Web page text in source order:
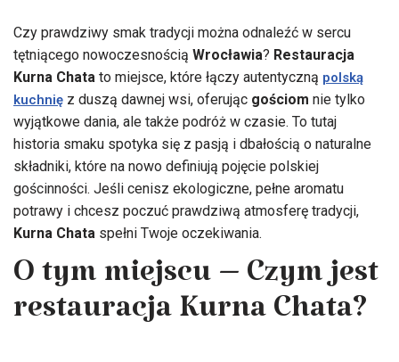
Czy prawdziwy smak tradycji można odnaleźć w sercu
tętniącego nowoczesnością Wrocławia? Restauracja
Kurna Chata to miejsce, które łączy autentyczną polską
kuchnię z duszą dawnej wsi, oferując gościom nie tylko
wyjątkowe dania, ale także podróż w czasie. To tutaj
historia smaku spotyka się z pasją i dbałością o naturalne
składniki, które na nowo definiują pojęcie polskiej
gościnności. Jeśli cenisz ekologiczne, pełne aromatu
potrawy i chcesz poczuć prawdziwą atmosferę tradycji,
Kurna Chata spełni Twoje oczekiwania.
O tym miejscu – Czym jest
restauracja Kurna Chata?